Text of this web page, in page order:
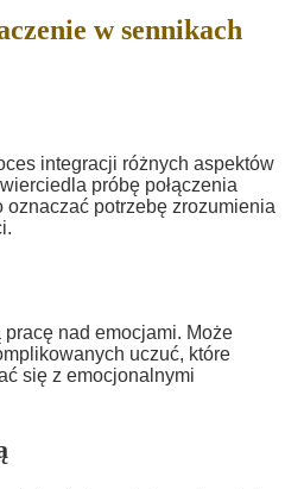
w sennikach
integracji różnych aspektów
próbę połączenia
oznaczać potrzebę zrozumienia
nad emocjami. Może
uczuć, które
się z emocjonalnymi